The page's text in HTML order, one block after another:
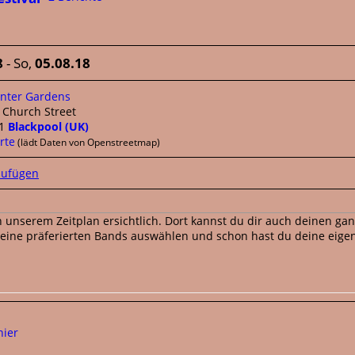
- So, 05.08.18
Gardens
Church Street
Blackpool (UK)
(lädt Daten von Openstreetmap)
unserem Zeitplan ersichtlich. Dort kannst du dir auch deinen
präferierten Bands auswählen und schon hast du deine